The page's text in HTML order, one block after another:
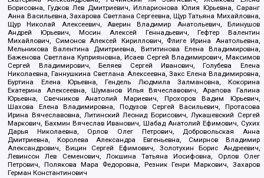
Борисовна, Гудков Лев Дмитриевич, Илларионова Юлия Юрьевна, Саранг
Анна Васильевна, Захарова Светлана Сергеевна, Щур Татьяна Михайловна,
Щур Николай Алексеевич, Аверин Владимир Анатольевич, Блинушов
Андрей Юрьевич, Мосин Алексей Геннадьевич, Гефтер Валентин
Михайлович, Симонов Алексей Кириллович, Флиге Ирина Анатольевна,
Мельникова Валентина Дмитриевна, Вититинова Елена Владимировна,
Баженова Светлана Куприяновна, Исаев Сергей Владимирович, Максимов
Сергей Владимирович, Беляев Сергей Иванович, Голубева Елена
Николаевна, Ганнушкина Светлана Алексеевна, Закс Елена Владимировна,
Буртина Елена Юрьевна, Гендель Людмила Залмановна, Кокорина
Екатерина Алексеевна, Шуманов Илья Вячеславович, Арапова Галина
Юрьевна, Свечников Анатолий Мариевич, Прохоров Вадим Юрьевич,
Шахова Елена Владимировна, Подузов Сергей Васильевич, Протасова
Ирина Вячеславовна, Литинский Леонид Борисович, Лукашевский Сергей
Маркович, Бахмин Вячеслав Иванович, Шабад Анатолий Ефимович, Сухих
Дарья Николаевна, Орлов Олег Петрович, Добровольская Анна
Дмитриевна, Королева Александра Евгеньевна, Смирнов Владимир
Александрович, Вицин Сергей Ефимович, Золотухин Борис Андреевич,
Левинсон Лев Семенович, Локшина Татьяна Иосифовна, Орлов Олег
Петрович, Полякова Мара Федоровна, Резник Генри Маркович, Захаров
Герман Константинович